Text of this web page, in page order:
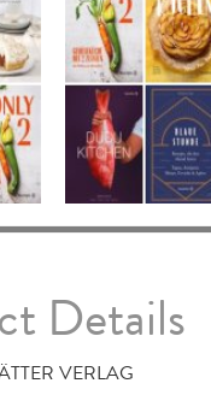
Details
VERLAG